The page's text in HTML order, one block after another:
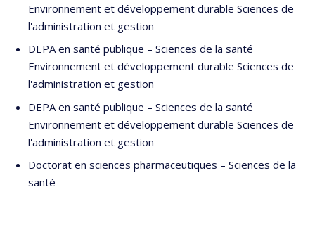
Environnement et développement durable Sciences de
l'administration et gestion
DEPA en santé publique – Sciences de la santé
Environnement et développement durable Sciences de
l'administration et gestion
DEPA en santé publique – Sciences de la santé
Environnement et développement durable Sciences de
l'administration et gestion
Doctorat en sciences pharmaceutiques – Sciences de la
santé